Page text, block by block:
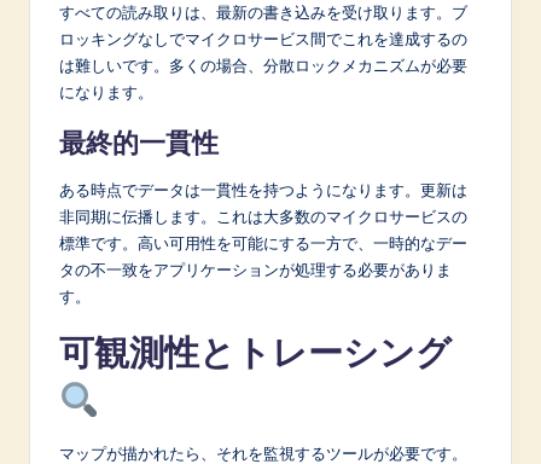
すべての読み取りは、最新の書き込みを受け取ります。ブ
ロッキングなしでマイクロサービス間でこれを達成するの
は難しいです。多くの場合、分散ロックメカニズムが必要
になります。
最終的一貫性
ある時点でデータは一貫性を持つようになります。更新は
非同期に伝播します。これは大多数のマイクロサービスの
標準です。高い可用性を可能にする一方で、一時的なデー
タの不一致をアプリケーションが処理する必要がありま
す。
可観測性とトレーシング
マップが描かれたら、それを監視するツールが必要です。